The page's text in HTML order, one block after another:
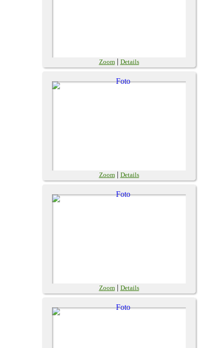
Zoom| Details
Zoom| Details
Zoom| Details